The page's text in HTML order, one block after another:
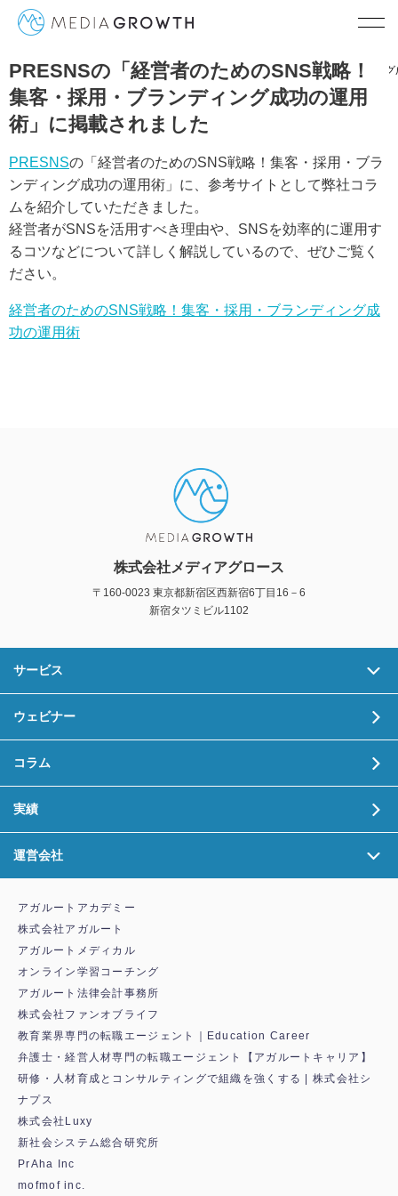
TOP PRESNSの「経営者のためのSNS戦略！集客・採用・ブランディン
PRESNSの「経営者のためのSNS戦略！
集客・採用・ブランディング成功の運用
術」に掲載されました
PRESNSの「経営者のためのSNS戦略！集客・採用・ブラ
ンディング成功の運用術」に、参考サイトとして弊社コラ
ムを紹介していただきました。
経営者がSNSを活用すべき理由や、SNSを効率的に運用す
るコツなどについて詳しく解説しているので、ぜひご覧く
ださい。
経営者のためのSNS戦略！集客・採用・ブランディング成
功の運用術
サービス
ウェビナー
コラム
実績
運営会社
株式会社メディアグロース
〒160-0023 東京都新宿区西新宿6丁目16－6
新宿タツミビル1102
アガルートアカデミー
株式会社アガルート
アガルートメディカル
オンライン学習コーチング
アガルート法律会計事務所
株式会社ファンオブライフ
教育業界専門の転職エージェント｜Education Career
弁護士・経営人材専門の転職エージェント【アガルートキャリア】
研修・人材育成とコンサルティングで組織を強くする | 株式会社シ
ナプス
株式会社Luxy
新社会システム総合研究所
PrAha Inc
mofmof inc.